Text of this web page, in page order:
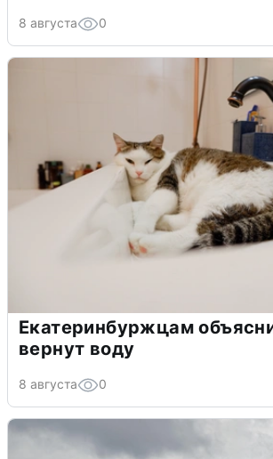
8 августа 0
Екатеринбуржцам
вернут воду
8 августа 0